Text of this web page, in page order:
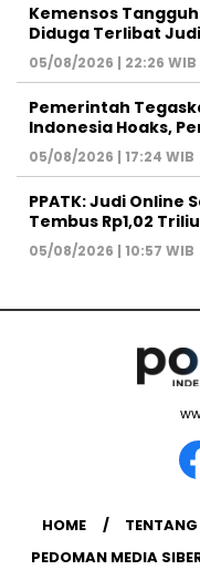
Kemensos
Diduga Terlibat
05/08/2026 | 22:26 WIB
Pemerintah
Indonesia Hoaks,
05/08/2026 | 17:24 WIB
PPATK: Judi Online
Tembus Rp1,02
05/08/2026 | 10:57 WIB
HOME TENTANG
PEDOMAN MEDIA